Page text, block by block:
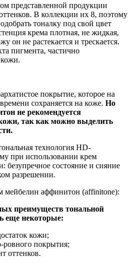
представленной продукции
В коллекции их 8, поэтому
тоналку под свой цвет
крема плотная, не жидкая,
он не растекается и трескается.
пигмента, частично
покрытие, которое на
сохраняется на коже. Но
не рекомендуется
так как можно выделить
технология HD-
при использовании крем
безупречное состояние и сияние
разрешении.
мейбелин аффинитон (affinitone):
преимуществ тональной
еще некоторые:
кожи;
ровного покрытия;
оттенков.